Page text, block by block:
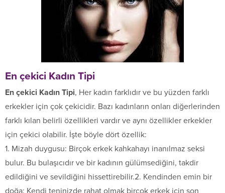
En çekici Kadın Tipi
En çekici Kadın Tipi, Her kadın farklıdır ve bu yüzden farklı
erkekler için çok çekicidir. Bazı kadınların onları diğerlerinden
farklı kılan belirli özellikleri vardır ve aynı özellikler erkekler
için çekici olabilir. İşte böyle dört özellik:
1. Mizah duygusu: Birçok erkek kahkahayı inanılmaz seksi
bulur. Bu bulaşıcıdır ve bir kadının gülümsediğini, takdir
edildiğini ve sevildiğini hissettirebilir.2. Kendinden emin bir
doğa: Kendi teninizde rahat olmak birçok erkek için son